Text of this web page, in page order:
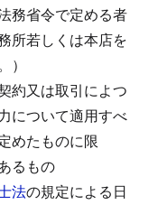
務省令で定める者
所若しくは本店を
約又は取引によつ
について適用すべ
めたものに限
るもの
法の規定による日